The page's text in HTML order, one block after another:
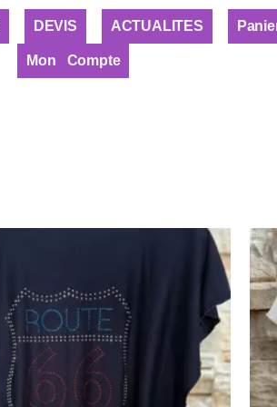
DEVIS ACTUALITES
Mon Compte